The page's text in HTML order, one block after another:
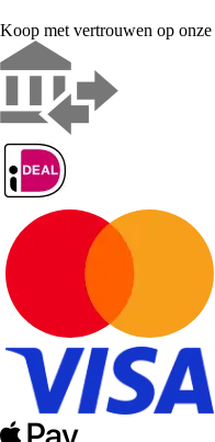
Koop met vertrouwen op onze